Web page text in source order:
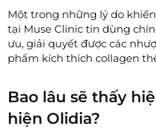
Một trong những lý do
tại Muse Clinic tin dùng
ưu, giải quyết được các
phẩm kích thích collagen
Bao lâu sẽ thấy
hiện Olidia?